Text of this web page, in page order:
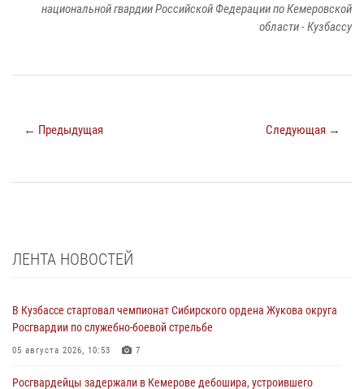
национальной гвардии Российской Федерации по Кемеровской
области - Кузбассу
← Предыдущая Следующая →
ЛЕНТА НОВОСТЕЙ
В Кузбассе стартовал чемпионат Сибирского ордена Жукова округа
Росгвардии по служебно-боевой стрельбе
05 августа 2026, 10:53 7
Росгвардейцы задержали в Кемерове дебошира, устроившего